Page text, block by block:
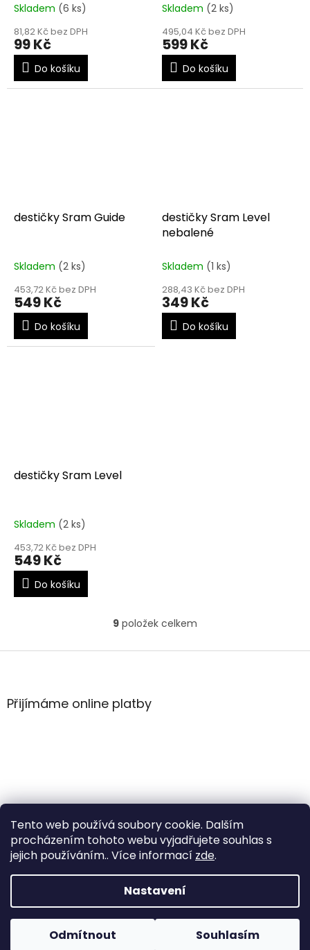
Tento web používá soubory cookie. Dalším
procházením tohoto webu vyjadřujete souhlas s
jejich používáním.. Více informací zde.
Nastavení
Odmítnout Souhlasím
Skladem (6 ks)
81,82 Kč bez DPH
99 Kč
Do košíku
Skladem (2 ks)
495,04 Kč bez DPH
599 Kč
Do košíku
destičky Sram Guide
Skladem (2 ks)
453,72 Kč bez DPH
549 Kč
Do košíku
destičky Sram Level
nebalené
Skladem (1 ks)
288,43 Kč bez DPH
349 Kč
Do košíku
destičky Sram Level
Skladem (2 ks)
453,72 Kč bez DPH
549 Kč
Do košíku
O
l
v
p
i
s
9 položek celkem
Z
aPřijímáme online platby
Copyright 2026WintersportHK. Všechna práva